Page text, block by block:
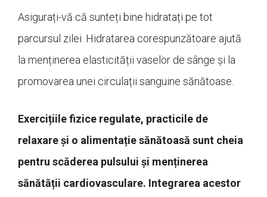
Asigurați-vă că sunteți bine hidratați pe tot
parcursul zilei. Hidratarea corespunzătoare ajută
la menținerea elasticității vaselor de sânge și la
promovarea unei circulații sanguine sănătoase.
Exercițiile fizice regulate, practicile de
relaxare și o alimentație sănătoasă sunt cheia
pentru scăderea pulsului și menținerea
sănătății cardiovasculare. Integrarea acestor